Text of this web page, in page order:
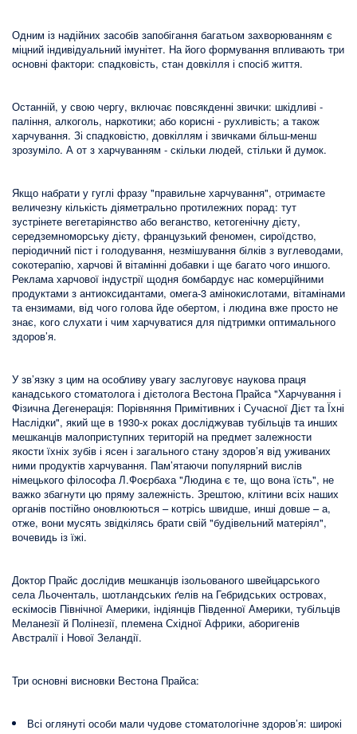
Одним із надійних засобів запобігання багатьом захворюванням є
міцний індивідуальний імунітет. На його формування впливають три
основні фактори: спадковість, стан довкілля і спосіб життя.
Останній, у свою чергу, включає повсякденні звички: шкідливі -
паління, алкоголь, наркотики; або корисні - рухливість; а також
харчування. Зі спадковістю, довкіллям і звичками більш-менш
зрозуміло. А от з харчуванням - скільки людей, стільки й думок.
Якщо набрати у гуглі фразу "правильне харчування", отримаєте
величезну кількість діяметрально протилежних порад: тут
зустрінете вегетаріянство або веганство, кетогенічну дієту,
середземноморську дієту, французький феномен, сироїдство,
періодичний піст і голодування, незмішування білків з вуглеводами,
сокотерапію, харчові й вітамінні добавки і ще багато чого иншого.
Реклама харчової індустрії щодня бомбардує нас комерційними
продуктами з антиоксидантами, омега-3 амінокислотами, вітамінами
та ензимами, від чого голова йде обертом, і людина вже просто не
знає, кого слухати і чим харчуватися для підтримки оптимального
здоров’я.
У зв’язку з цим на особливу увагу заслуговує наукова праця
канадського стоматолога і дієтолога Вестона Прайса "Харчування і
Фізична Дегенерація: Порівняння Примітивних і Сучасної Дієт та Їхні
Наслідки", який ще в 1930-х роках досліджував тубільців та инших
мешканців малоприступних територій на предмет залежности
якости їхніх зубів і ясен і загального стану здоров’я від уживаних
ними продуктів харчування. Пам’ятаючи популярний вислів
німецького філософа Л.Фоєрбаха "Людина є те, що вона їсть", не
важко збагнути цю пряму залежність. Зрештою, клітини всіх наших
органів постійно оновлюються – котрісь швидше, инші довше – а,
отже, вони мусять звідкілясь брати свій "будівельний матеріял",
вочевидь із їжі.
Доктор Прайс дослідив мешканців ізольованого швейцарського
села Льоченталь, шотландських ґелів на Гебридських островах,
ескімосів Північної Америки, індіянців Південної Америки, тубільців
Меланезії й Полінезії, племена Східної Африки, аборигенів
Австралії і Нової Зеландії.
Три основні висновки Вестона Прайса:
Всі оглянуті особи мали чудове стоматологічне здоров’я: широкі